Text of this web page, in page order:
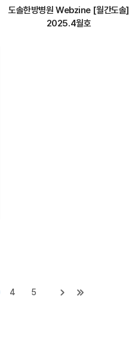
도솔한방병원 Webzine [월간도솔]
2025.4월호
4 5